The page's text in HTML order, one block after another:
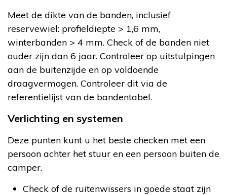
Meet de dikte van de banden, inclusief
reservewiel: profieldiepte > 1,6 mm,
winterbanden > 4 mm. Check of de banden niet
ouder zijn dan 6 jaar. Controleer op uitstulpingen
aan de buitenzijde en op voldoende
draagvermogen. Controleer dit via de
referentielijst van de bandentabel.
Verlichting en systemen
Deze punten kunt u het beste checken met een
persoon achter het stuur en een persoon buiten de
camper.
Check of de ruitenwissers in goede staat zijn